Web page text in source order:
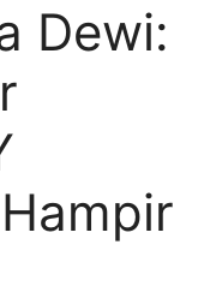
Dewi: